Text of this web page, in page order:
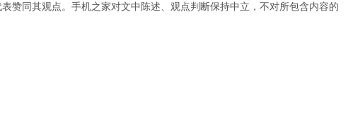
赞同其观点。手机之家对文中陈述、观点判断保持中立，不对所包含内容的